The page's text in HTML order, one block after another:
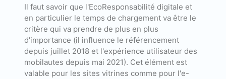
Il faut savoir que l'EcoResponsabilité digitale et
en particulier le temps de chargement va être le
critère qui va prendre de plus en plus
d'importance (il influence le référencement
depuis juillet 2018 et l'expérience utilisateur des
mobilautes depuis mai 2021). Cet élément est
valable pour les sites vitrines comme pour l'e-